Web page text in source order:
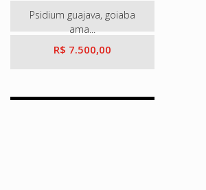
Psidium guajava, goiaba
ama...
R$ 7.500,00